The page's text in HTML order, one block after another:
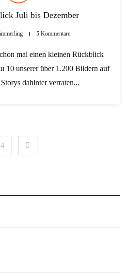
Juli bis Dezember
5 Kommentare
mal einen kleinen Rückblick
10 unserer über 1.200 Bildern auf
dahinter verraten...
4